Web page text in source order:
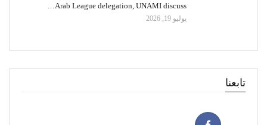
Arab League delegation, UNAMI discuss…
يوليو 19, 2026
تابعنا